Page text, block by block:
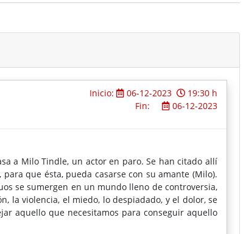
Inicio: 06-12-2023
19:30 h
Fin:
06-12-2023
a Milo Tindle, un actor en paro. Se han citado allí
que ésta, pueda casarse con su amante (Milo).
se sumergen en un mundo lleno de controversia,
la violencia, el miedo, lo despiadado, y el dolor, se
aquello que necesitamos para conseguir aquello